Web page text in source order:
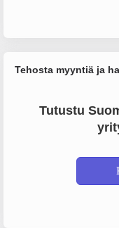
Tehosta myyntiä ja
Tutustu